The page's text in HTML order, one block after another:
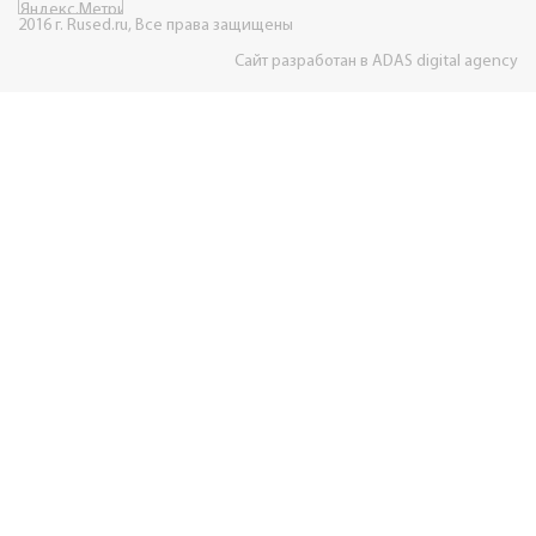
2016 г. Rused.ru, Все права защищены
Сайт разработан в ADAS digital agency